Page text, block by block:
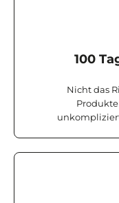
100
Nicht das